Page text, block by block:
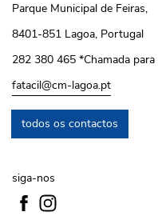
Parque Municipal de Feiras,
8401-851 Lagoa, Portugal
282 380 465 *Chamada
fatacil@cm-lagoa.pt
todos os contactos
siga-nos